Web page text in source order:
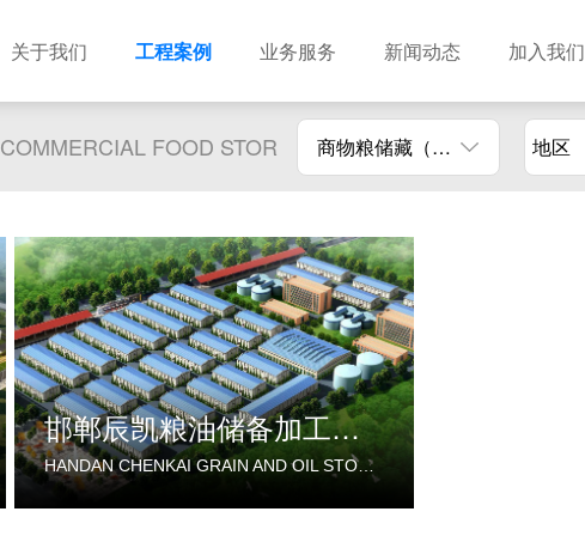
关于我们 工程案例
建筑设计
市政设计
水利设计
风景园林
土地规划
城乡规划
工程测绘
工程咨询
工程造价
华东
业务服务 新闻动态 加入我们
COMMERCIAL FOOD STOR 商物粮储藏（冷库冷冻） 地区
邯郸辰凯粮油储备加工基地
HANDAN CHENKAI GRAIN AND OIL STORAGE AND PROCESSING BASE